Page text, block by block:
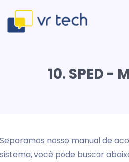
10. SPED -
Separamos nosso manual de
sistema, você pode buscar